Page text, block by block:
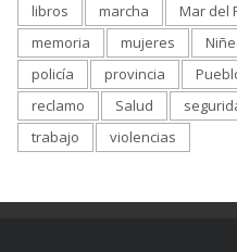
libros
marcha Mar del
memoria
mujeres
policía
provincia
reclamo
Salud
trabajo
violencias